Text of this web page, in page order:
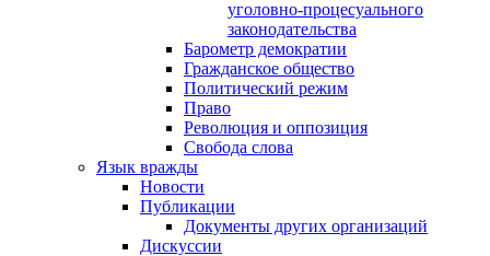
уголовно-процесуального
законодательства
Барометр демократии
Гражданское общество
Политический режим
Право
Революция и оппозиция
Свобода слова
Язык вражды
Новости
Публикации
Документы других организаций
Дискуссии